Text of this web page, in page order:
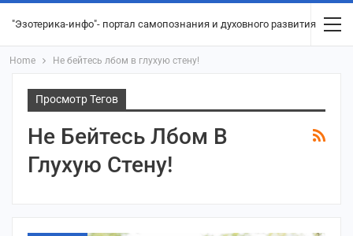
"Эзотерика-инфо"- портал самопознания и духовного развития
Home Не бейтесь лбом в глухую стену!
Просмотр Тегов
Не Бейтесь Лбом В
Глухую Стену!